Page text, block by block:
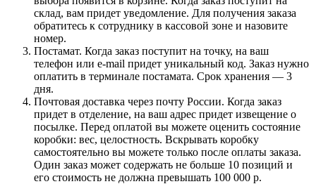
склад, вам придет уведомление. Для получения заказа
обратитесь к сотруднику в кассовой зоне и назовите
номер.
Постамат. Когда заказ поступит на точку, на ваш
телефон или e-mail придет уникальный код. Заказ нужно
оплатить в терминале постамата. Срок хранения — 3
дня.
Почтовая доставка через почту России. Когда заказ
придет в отделение, на ваш адрес придет извещение о
посылке. Перед оплатой вы можете оценить состояние
коробки: вес, целостность. Вскрывать коробку
самостоятельно вы можете только после оплаты заказа.
Один заказ может содержать не больше 10 позиций и
его стоимость не должна превышать 100 000 р.